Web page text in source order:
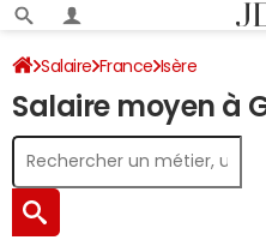
Salaire France Isère
Salaire moyen à